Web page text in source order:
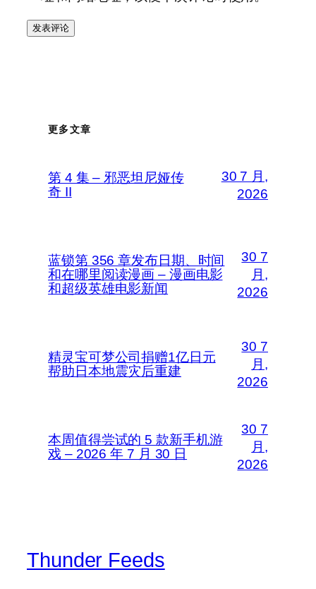
更多文章
第 4 集 – 邪恶坦尼娅传
奇 II
30 7 月,
2026
蓝锁第 356 章发布日期、时间
和在哪里阅读漫画 – 漫画电影
和超级英雄电影新闻
30 7
月,
2026
精灵宝可梦公司捐赠1亿日元
帮助日本地震灾后重建
30 7
月,
2026
本周值得尝试的 5 款新手机游
戏 – 2026 年 7 月 30 日
30 7
月,
2026
Thunder Feeds